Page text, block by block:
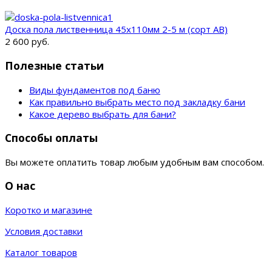
Доска пола лиственница 45х110мм 2-5 м (сорт AB)
2 600 руб.
Полезные статьи
Виды фундаментов под баню
Как правильно выбрать место под закладку бани
Какое дерево выбрать для бани?
Способы оплаты
Вы можете оплатить товар любым удобным вам способом.
О нас
Коротко и магазине
Условия доставки
Каталог товаров